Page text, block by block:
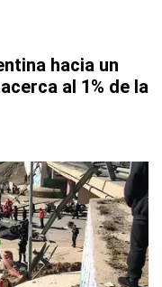
hacia un
al 1% de la